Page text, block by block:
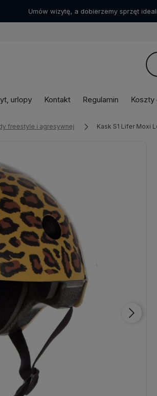
Umów wizytę, a dobierzemy sprzęt
urlopy Kontakt Regulamin Koszty
freestyle i agresywnej Kask S1 Lifer Moxi